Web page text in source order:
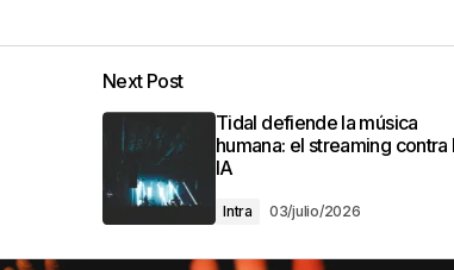
Next Post
Tidal defiende la música
humana: el streaming contra
IA
Intra 03/julio/2026